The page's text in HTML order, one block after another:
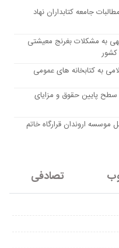
جامعه کتابداران نهاد
به مشکلات بغرنج معیشتی
کشور
به کتابخانه های عمومی
سطح پایین حقوق و مزایای
موسسه اروندان قرارگاه خاتم
تصادفی